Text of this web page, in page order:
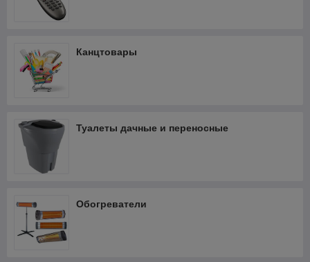
Канцтовары
Туалеты дачные и переносные
Обогреватели